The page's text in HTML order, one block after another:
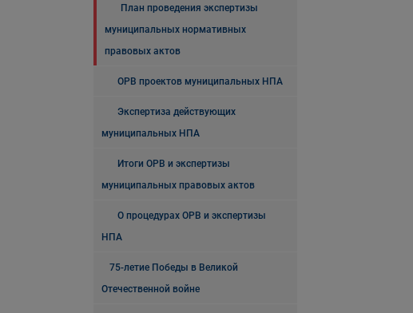
План проведения экспертизы
муниципальных нормативных
правовых актов
ОРВ проектов муниципальных НПА
Экспертиза действующих
муниципальных НПА
Итоги ОРВ и экспертизы
муниципальных правовых актов
О процедурах ОРВ и экспертизы
НПА
75-летие Победы в Великой
Отечественной войне